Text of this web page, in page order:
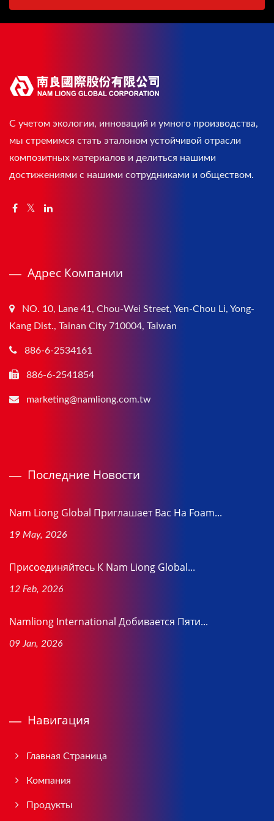
С учетом экологии, инноваций и умного производства,
мы стремимся стать эталоном устойчивой отрасли
композитных материалов и делиться нашими
достижениями с нашими сотрудниками и обществом.
Адрес Компании
NO. 10, Lane 41, Chou-Wei Street, Yen-Chou Li, Yong-
Kang Dist., Tainan City 710004, Taiwan
886-6-2534161
886-6-2541854
marketing@namliong.com.tw
Последние Новости
Nam Liong Global Приглашает Вас На Foam...
19 May, 2026
Присоединяйтесь К Nam Liong Global...
12 Feb, 2026
Namliong International Добивается Пяти...
09 Jan, 2026
Навигация
Главная Страница
Компания
Продукты